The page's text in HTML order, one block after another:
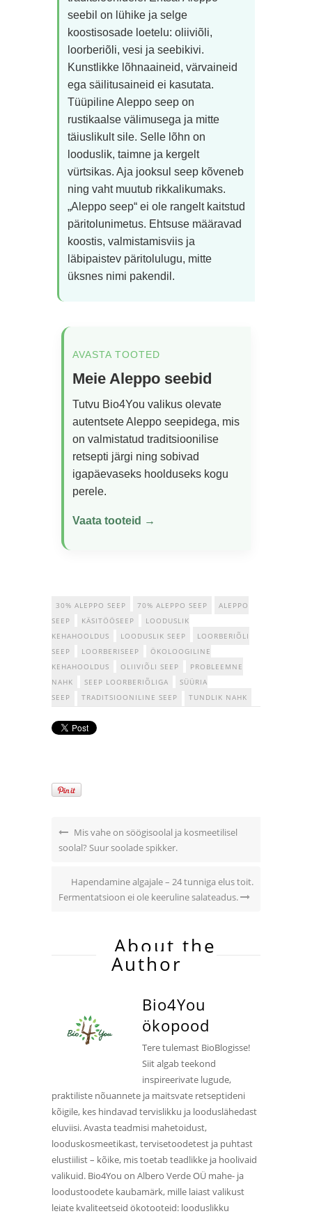
seebil on lühike ja selge
koostisosade loetelu: oliiviõli,
loorberiõli, vesi ja seebikivi.
Kunstlikke lõhnaaineid, värvaineid
ega säilitusaineid ei kasutata.
Tüüpiline Aleppo seep on
rustikaalse välimusega ja mitte
täiuslikult sile. Selle lõhn on
looduslik, taimne ja kergelt
vürtsikas. Aja jooksul seep kõveneb
ning vaht muutub rikkalikumaks.
„Aleppo seep“ ei ole rangelt kaitstud
päritolunimetus. Ehtsuse määravad
koostis, valmistamisviis ja
läbipaistev päritolulugu, mitte
üksnes nimi pakendil.
AVASTA TOOTED
Meie Aleppo seebid
Tutvu Bio4You valikus olevate
autentsete Aleppo seepidega, mis
on valmistatud traditsioonilise
retsepti järgi ning sobivad
igapäevaseks hoolduseks kogu
perele.
Vaata tooteid →
30% ALEPPO SEEP 70% ALEPPO SEEP
ALEPPO
SEEP
KÄSITÖÖSEEP
LOODUSLIK
KEHAHOOLDUS
LOODUSLIK SEEP
LOORBERIÕLI
SEEP
LOORBERISEEP
ÖKOLOOGILINE
KEHAHOOLDUS
OLIIVIÕLI SEEP
PROBLEEMNE
NAHK
SEEP LOORBERIÕLIGA
SÜÜRIA
SEEP
TRADITSIOONILINE SEEP TUNDLIK NAHK
Mis vahe on söögisoolal ja kosmeetilisel
soolal? Suur soolade spikker.
Hapendamine algajale – 24 tunniga elus toit.
Fermentatsioon ei ole keeruline salateadus.
About the
Author
Bio4You
ökopood
Tere tulemast BioBlogisse!
Siit algab teekond
inspireerivate lugude,
praktiliste nõuannete ja maitsvate retseptideni
kõigile, kes hindavad tervislikku ja looduslähedast
eluviisi. Avasta teadmisi mahetoidust,
looduskosmeetikast, tervisetoodetest ja puhtast
elustiilist – kõike, mis toetab teadlikke ja hoolivaid
valikuid. Bio4You on Albero Verde OÜ mahe- ja
loodustoodete kaubamärk, mille laiast valikust
leiate kvaliteetseid ökotooteid: looduslikku